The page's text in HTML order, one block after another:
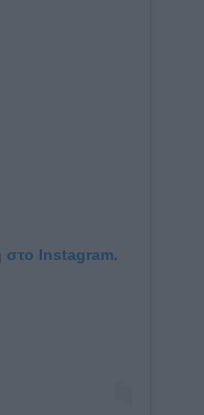
στο Instagram.